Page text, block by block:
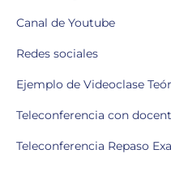
Canal de Youtube
Redes sociales
Ejemplo de Videoclase
Teleconferencia con
Teleconferencia Repaso